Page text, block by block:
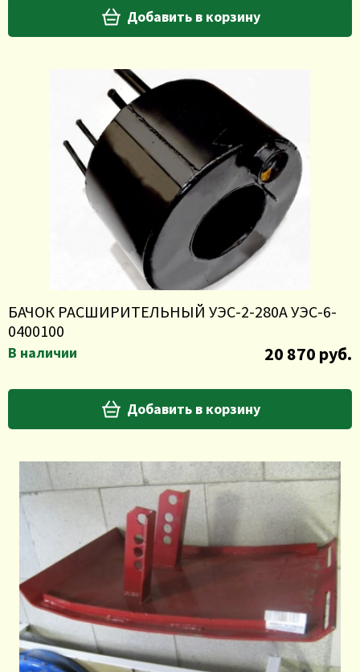
Добавить в корзину
БАЧОК РАСШИРИТЕЛЬНЫЙ УЭС-2-280А УЭС-6-
0400100
В наличии 20 870 руб.
Добавить в корзину